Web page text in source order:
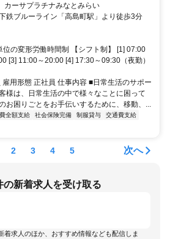
ーサプラチナみなとみらい
鉄ブルーライン「高島町駅」より徒歩3分
の変形労働時間制 【シフト制】 [1] 07:00
[3] 11:00～20:00 [4] 17:30～09:30（夜勤）
用形態 正社員 仕事内容 ■日常生活のサポー
様は、日常生活の中で様々なことに困って
お困りごとをお手伝いするために、移動、...
全額支給 社会保険完備 制服貸与
交通費支給
2 3 4 5 次へ
の新着求人を受け取る
着求人のほか、おすすめ情報なども配信しま